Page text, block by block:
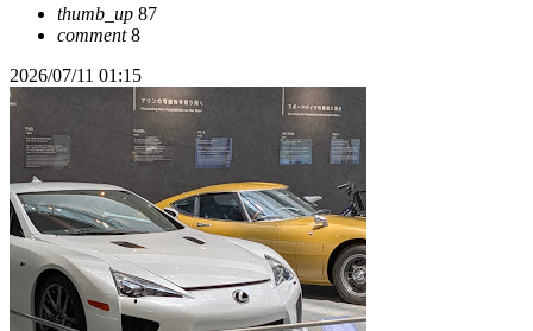
thumb_up 87
comment8
2026/07/11 01:15